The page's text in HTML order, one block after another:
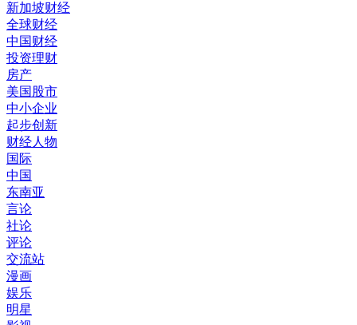
新加坡财经
全球财经
中国财经
投资理财
房产
美国股市
中小企业
起步创新
财经人物
国际
中国
东南亚
言论
社论
评论
交流站
漫画
娱乐
明星